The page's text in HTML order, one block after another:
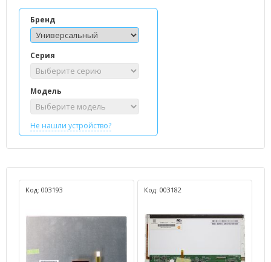
Бренд
Серия
Модель
Не нашли устройство?
Код: 003193 Код: 003182